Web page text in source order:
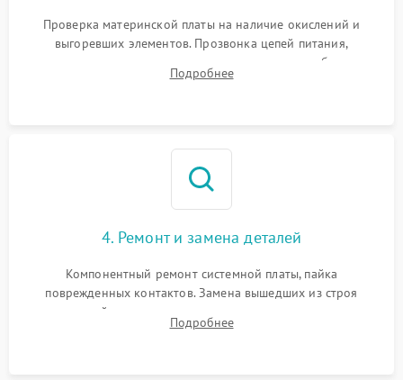
Проверка материнской платы на наличие окислений и
выгоревших элементов. Прозвонка цепей питания,
тестирование приводных моторов колес и турбины
всасывания. Оценка состояния оптических и инфракрасных
Подробнее
4. Ремонт и замена деталей
Компонентный ремонт системной платы, пайка
поврежденных контактов. Замена вышедших из строя
двигателей, изношенного аккумулятора, неисправного
лидара или помпы подачи воды. Восстановление шлейфов и
Подробнее